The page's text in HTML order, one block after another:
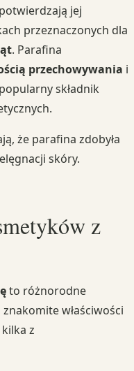
jej
przeznaczonych dla
. Parafina
przechowywania i
składnik
że parafina zdobyła
skóry.
z
to różnorodne
właściwości
z